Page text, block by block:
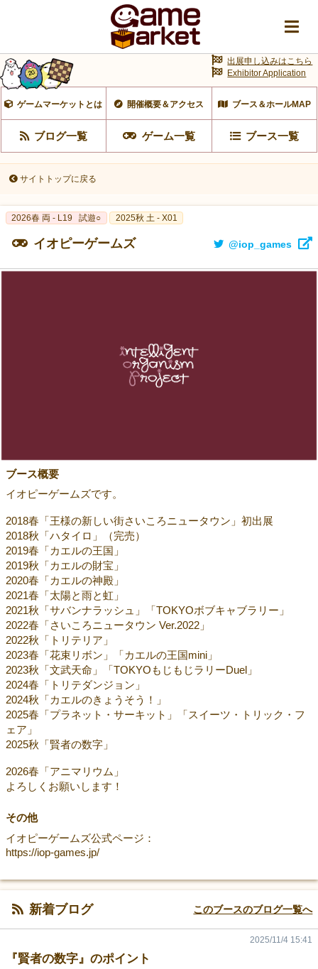
ゲームマーケットとは 開催概要＆アクセス ブース＆ホールMAP
ブログ一覧 ゲーム一覧 ブース一覧
出展申し込みはこちら
Exhibitor Application
サイトトップに戻る
2026春 両 - L19 試遊○ 2025秋 土 - X01
イオピーゲームズ @iop_games
ブース概要
イオピーゲームズです。
2018春「王様の新しい街さいころニュータウン」初出展
2018秋「ハタイロ」（完売）
2019春「カエルの王国」
2019秋「カエルの財宝」
2020春「カエルの神殿」
2021春「太陽と雨と虹」
2021秋「サバンナラッシュ」「TOKYOボブキャブラリー」
2022春「さいころニュータウン Ver.2022」
2022秋「トリテリア」
2023春「花束リボン」「カエルの王国mini」
2023秋「文武天命」「TOKYOもじもじラリーDuel」
2024春「トリテダンジョン」
2024秋「カエルのきょうそう！」
2025春「プラネット・サーキット」「スイーツ・トリック・フ
ェア」
2025秋「賢者の数字」
2026春「アニマリウム」
よろしくお願いします！
その他
イオピーゲームズ公式ページ：
https://iop-games.jp/
新着ブログ このブースのブログ一覧へ
『賢者の数字』のポイント
2025/11/4 15:41